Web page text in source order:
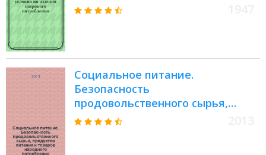
Социальное питание.
Безопасность
продовольственного сырья,
продуктов питания и товаров